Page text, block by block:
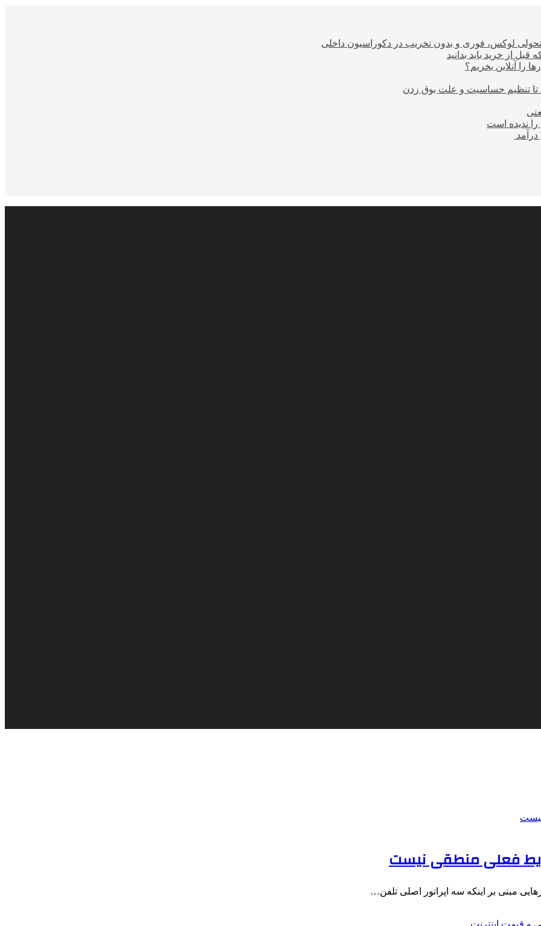
تحولی لوکس، فوری و بدون تخریب در دکوراسیون داخلی
از خرید باید بدانید
را آنلاین بخریم؟
تا تنظیم حساسیت و علت بوق زدن
ندیده است
مبنی بر اینکه سه اپراتور اصلی تلفن…